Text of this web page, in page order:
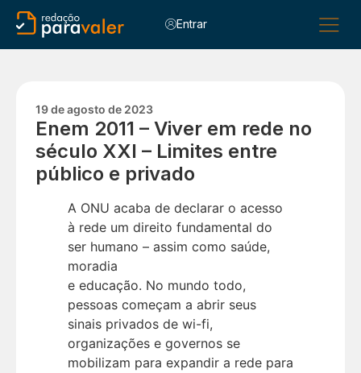
Entrar
19 de agosto de 2023
Enem 2011 – Viver em rede no
século XXI – Limites entre
público e privado
A ONU acaba de declarar o acesso
à rede um direito fundamental do
ser humano – assim como saúde,
moradia
e educação. No mundo todo,
pessoas começam a abrir seus
sinais privados de wi-fi,
organizações e governos se
mobilizam para expandir a rede para